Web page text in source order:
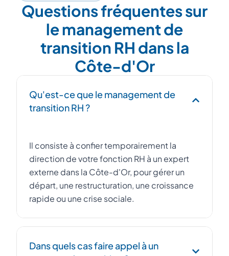
Questions fréquentes sur
le management de
transition RH dans la
Côte-d'Or
Qu'est-ce que le management de
transition RH ?
Il consiste à confier temporairement la
direction de votre fonction RH à un expert
externe dans la Côte-d'Or, pour gérer un
départ, une restructuration, une croissance
rapide ou une crise sociale.
Dans quels cas faire appel à un